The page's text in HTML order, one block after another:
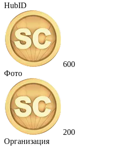
HubID
600
Фото
200
Организация